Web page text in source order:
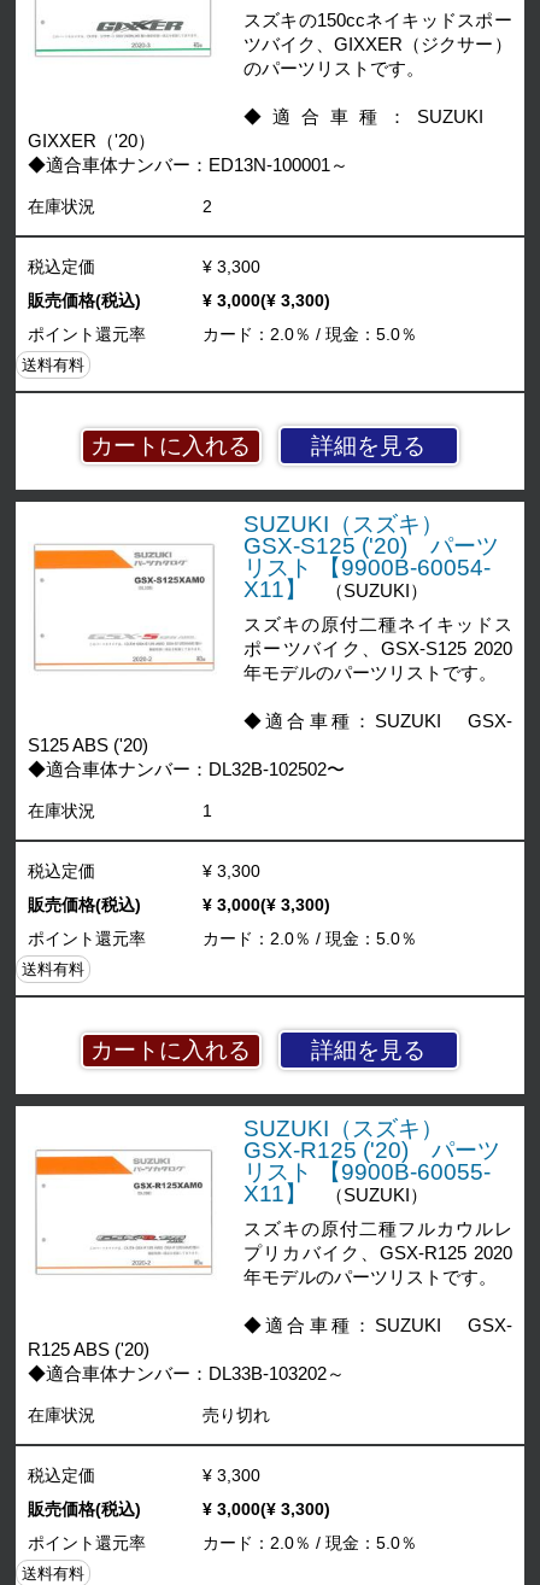
スズキの150ccネイキッドスポー
ツバイク、GIXXER（ジクサー）
のパーツリストです。
◆適合車種：SUZUKI
GIXXER（'20）
◆適合車体ナンバー：ED13N-100001～
在庫状況 2
詳細を見る
税込定価
¥ 3,300
販売価格(税込)
¥ 3,000(¥ 3,300)
ポイント還元率
カード：2.0％ / 現金：5.0％
送料有料
SUZUKI（スズキ）
GSX-S125 ('20) パーツ
リスト 【9900B-60054-
X11】
（SUZUKI）
スズキの原付二種ネイキッドス
ポーツバイク、GSX-S125 2020
年モデルのパーツリストです。
◆適合車種：SUZUKI GSX-
S125 ABS ('20)
◆適合車体ナンバー：DL32B-102502〜
在庫状況 1
詳細を見る
税込定価
¥ 3,300
販売価格(税込)
¥ 3,000(¥ 3,300)
ポイント還元率
カード：2.0％ / 現金：5.0％
送料有料
SUZUKI（スズキ）
GSX-R125 ('20) パーツ
リスト 【9900B-60055-
X11】
（SUZUKI）
スズキの原付二種フルカウルレ
プリカバイク、GSX-R125 2020
年モデルのパーツリストです。
◆適合車種：SUZUKI GSX-
R125 ABS ('20)
◆適合車体ナンバー：DL33B-103202～
在庫状況 売り切れ
税込定価
¥ 3,300
販売価格(税込)
¥ 3,000(¥ 3,300)
ポイント還元率
カード：2.0％ / 現金：5.0％
送料有料